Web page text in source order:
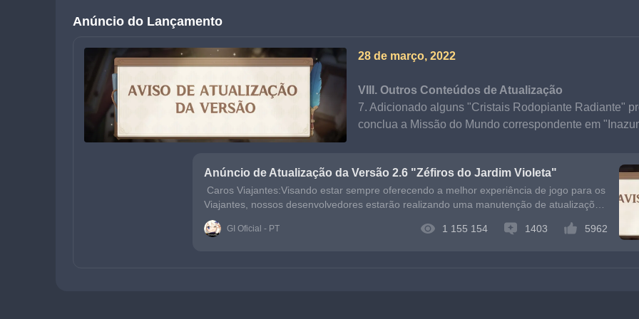
Anúncio do Lançamento
28 de março, 2022
VIII. Outros Conteúdos de Atualização
7. Adicionado alguns "Cristais Rodopiante Radiante"
conclua a Missão do Mundo correspondente em
Anúncio de Atualização da Versão 2.6 "Zéfiros do Jardim Violeta"
Caros Viajantes:Visando estar sempre oferecendo a melhor experiência de jogo para os
Viajantes, nossos desenvolvedores estarão realizando uma manutenção de atualizações
e após sua conclusão, o jogo s
GI Oficial - PT 1 155 154 1403 5962